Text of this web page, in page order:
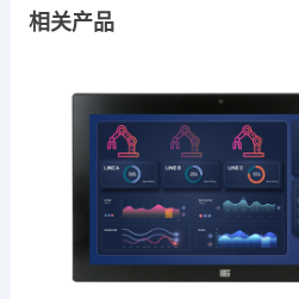
相关产品